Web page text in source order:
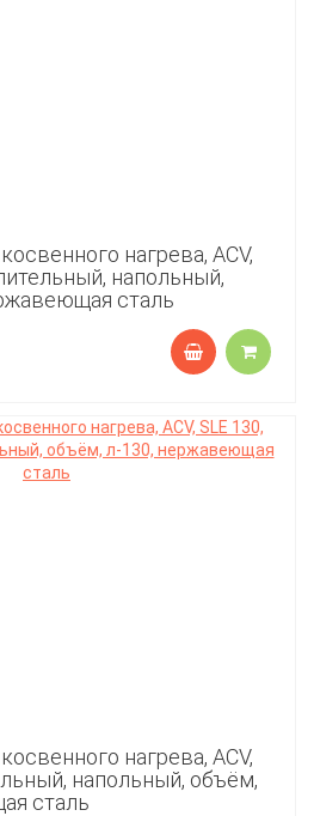
нагрева, ACV,
напольный,
сталь
нагрева, ACV,
напольный, объём,
сталь